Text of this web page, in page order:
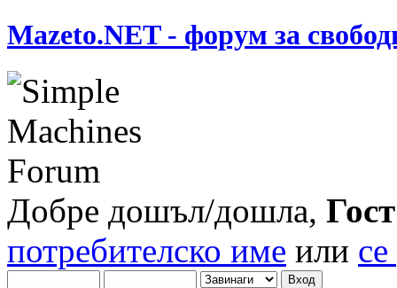
Mazeto.NET - форум за
Добре дошъл/дошла, Гост
потребителско име или